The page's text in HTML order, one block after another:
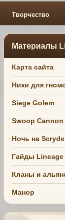
Творчество
Материалы
Карта сайта
Ники для
Siege Golem
Swoop Cannon
Ночь на Scryde
Гайды Lineage
Кланы и
Манор